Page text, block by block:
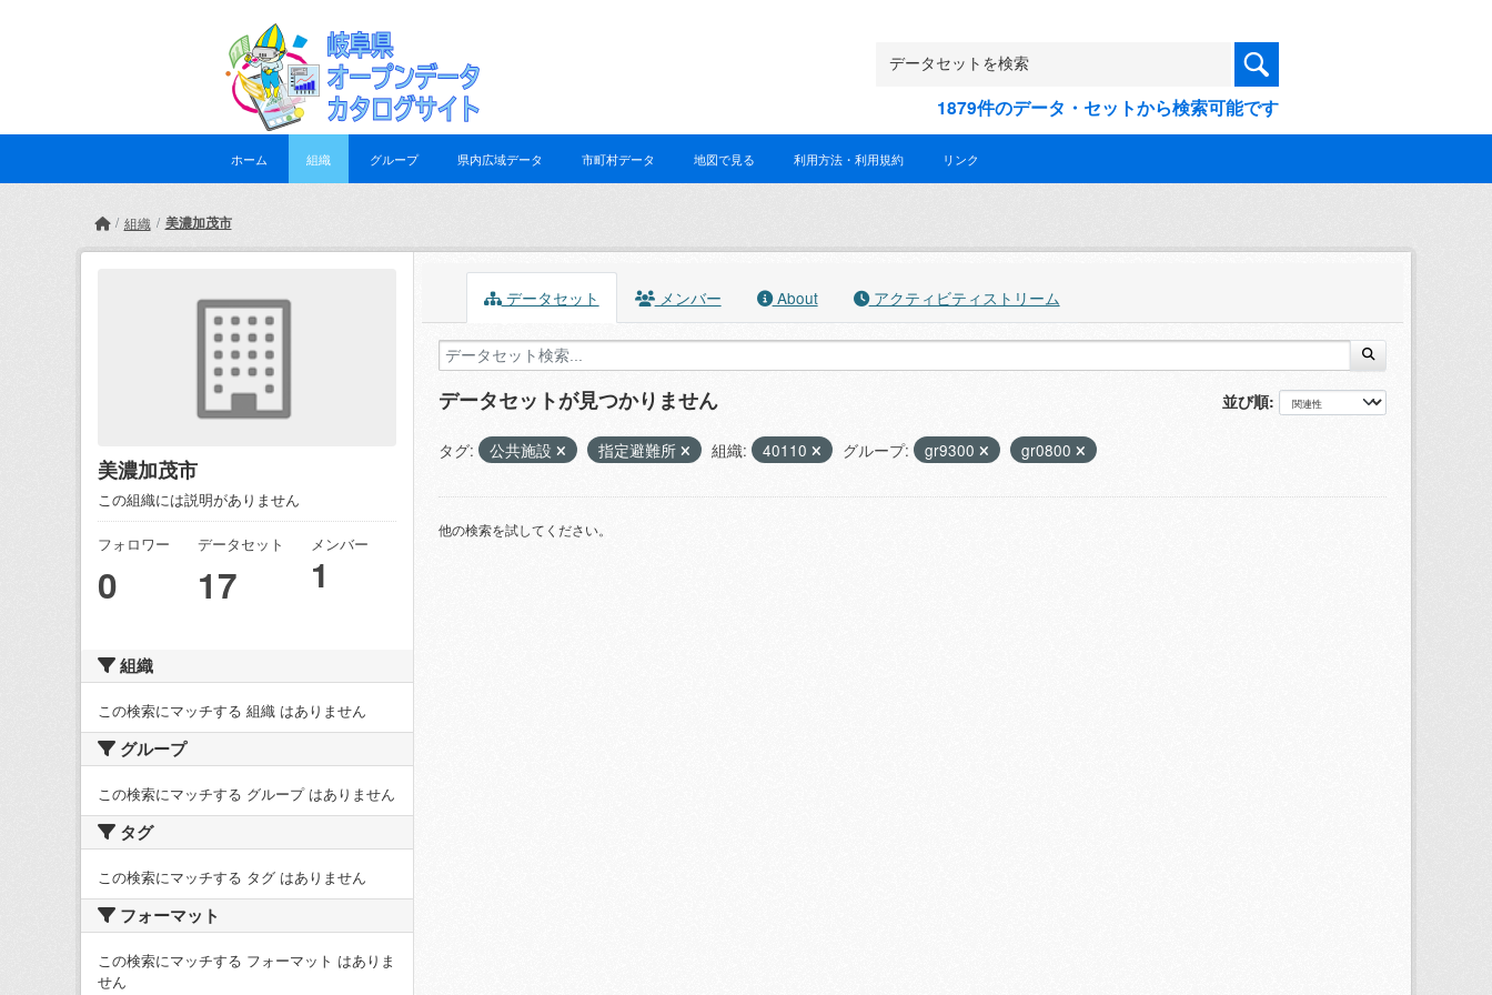
1879件のデータ・セットから検索可能です
ホーム 組織 グループ 県内広域データ 市町村データ 地図で見る 利用方法・利用規約 リンク
組織 美濃加茂市
美濃加茂市
この組織には説明がありません
フォロワー
0
データセット
17
メンバー
1
組織
この検索にマッチする 組織 はありません
グループ
この検索にマッチする グループ はありません
タグ
この検索にマッチする タグ はありません
フォーマット
この検索にマッチする フォーマット はありま
せん
データセット メンバー About アクティビティストリーム
並び順
データセットが見つかりません
タグ: 公共施設 指定避難所 組織: 40110 グループ: gr9300 gr0800
他の検索を試してください。